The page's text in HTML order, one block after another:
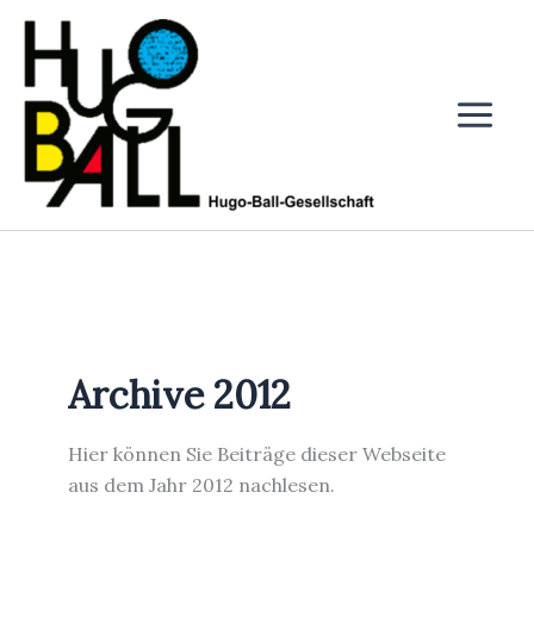
Zum
Inhalt
Archive 2012
Hier können Sie Beiträge dieser Webseite
aus dem Jahr 2012 nachlesen.